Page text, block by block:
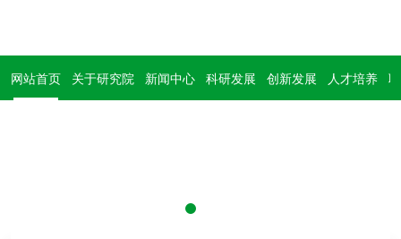
网站首页 关于研究院 新闻中心 科研发展 创新发展 人才培养
关于申报《2026年度科技战略研究项目》的通知